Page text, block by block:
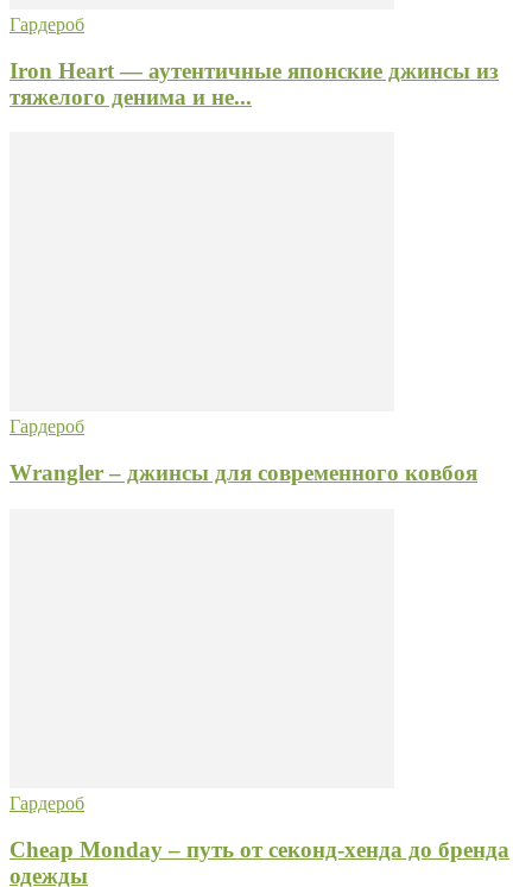
Гардероб
Iron Heart — аутентичные японские джинсы из
тяжелого денима и не...
Гардероб
Wrangler – джинсы для современного ковбоя
Гардероб
Cheap Monday – путь от секонд-хенда до бренда
одежды